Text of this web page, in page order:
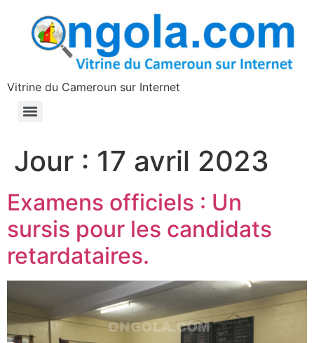
principal
Vitrine du Cameroun sur Internet
Jour : 17 avril 2023
Examens officiels : Un
sursis pour les candidats
retardataires.